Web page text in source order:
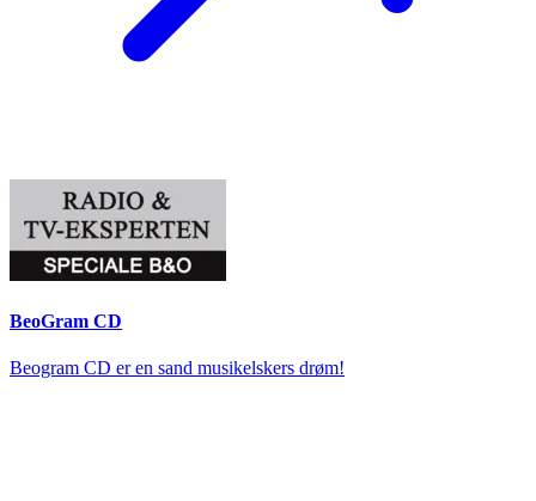
BeoGram CD
Beogram CD er en sand musikelskers drøm!